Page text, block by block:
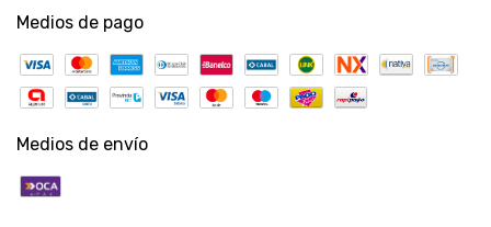
Medios de pago
Medios de envío